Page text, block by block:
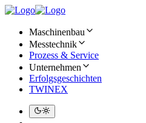
Maschinenbau
Messtechnik
Prozess & Service
Unternehmen
Erfolgsgeschichten
TWINEX